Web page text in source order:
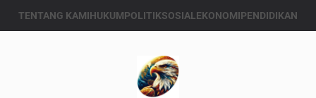
TENTANG KAMIHUKUMPOLITIKSOSIALEKONOMIPENDIDIKAN